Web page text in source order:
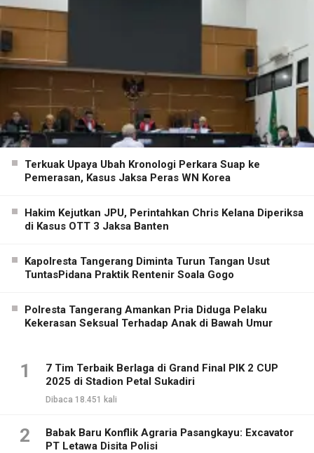
Terkuak Upaya Ubah Kronologi Perkara Suap ke
Pemerasan, Kasus Jaksa Peras WN Korea
Hakim Kejutkan JPU, Perintahkan Chris Kelana Diperiksa
di Kasus OTT 3 Jaksa Banten
Kapolresta Tangerang Diminta Turun Tangan Usut
TuntasPidana Praktik Rentenir Soala Gogo
Polresta Tangerang Amankan Pria Diduga Pelaku
Kekerasan Seksual Terhadap Anak di Bawah Umur
1
7 Tim Terbaik Berlaga di Grand Final PIK 2 CUP
2025 di Stadion Petal Sukadiri
Dibaca 18.451 kali
2
Babak Baru Konflik Agraria Pasangkayu: Excavator
PT Letawa Disita Polisi